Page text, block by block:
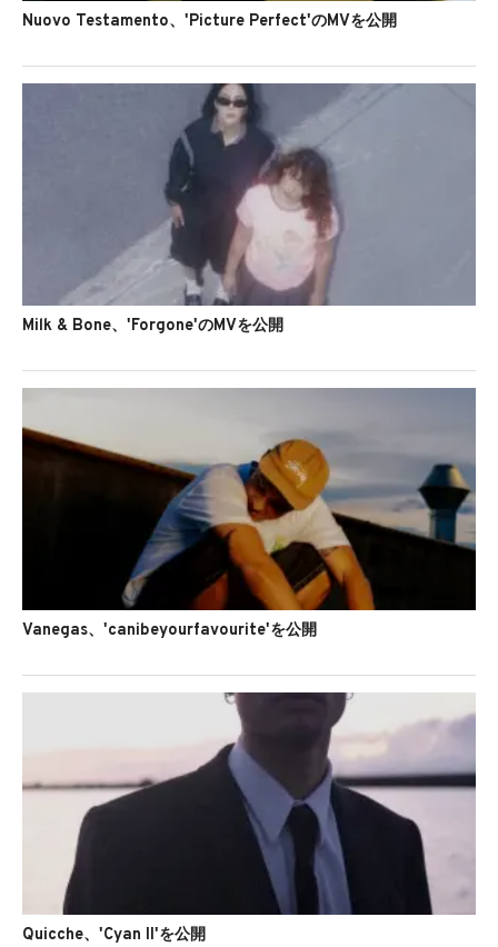
Nuovo Testamento、'Picture Perfect'のMVを公開
Milk & Bone、'Forgone'のMVを公開
Vanegas、'canibeyourfavourite'を公開
Quicche、'Cyan II'を公開